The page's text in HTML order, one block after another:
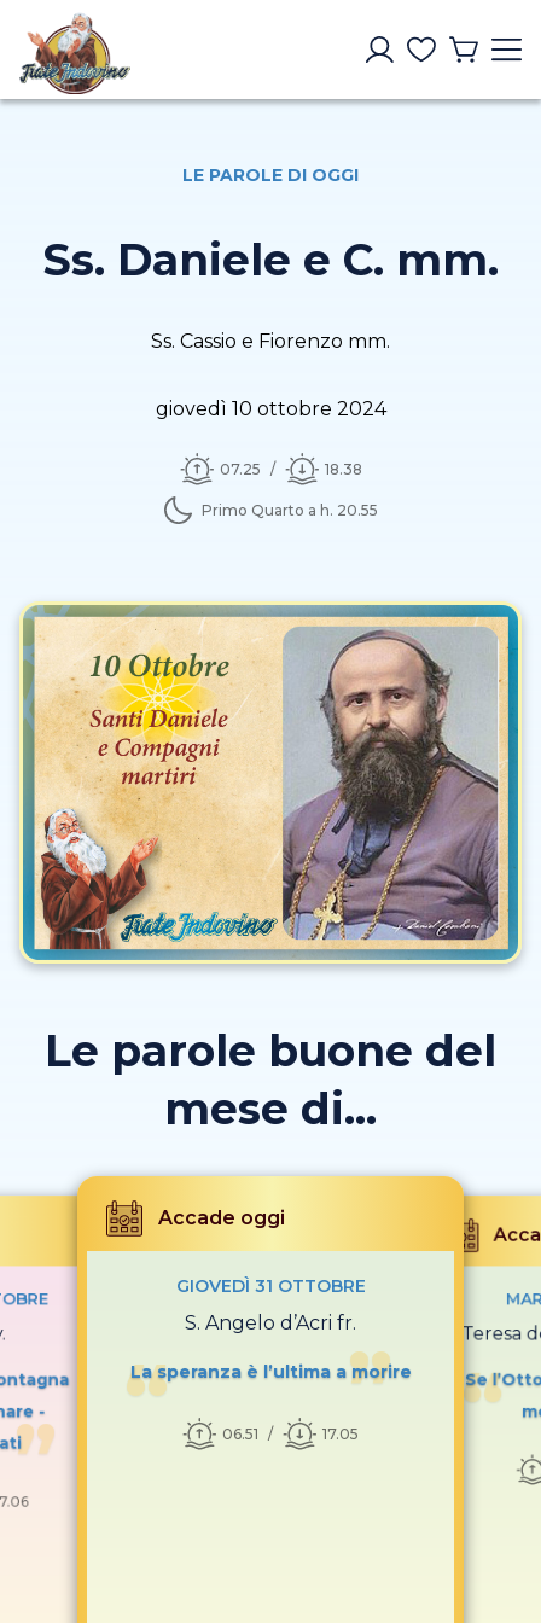
LE PAROLE DI OGGI
Ss. Daniele e C. mm.
Ss. Cassio e Fiorenzo mm.
giovedì 10 ottobre 2024
07.25 18.38
Primo Quarto a h. 20.55
Le parole buone del
mese di...
-
Accade oggi
GIOVEDÌ 31 OTTOBRE
S. Angelo d’Acri fr.
La speranza è l’ultima a morire
06.51 17.05
S. Teresa
Se